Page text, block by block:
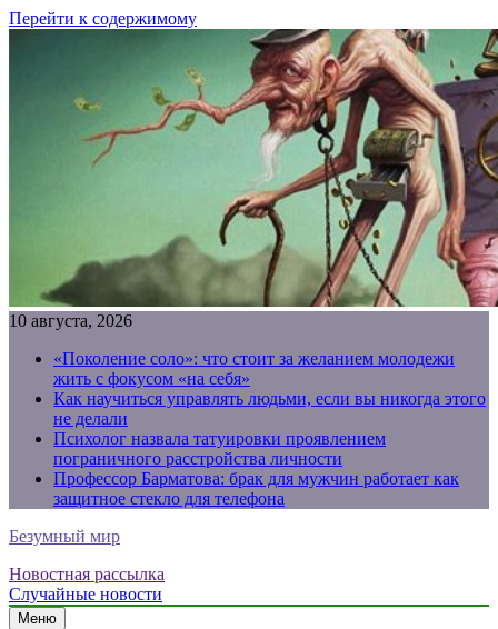
Перейти к содержимому
10 августа, 2026
«Поколение соло»: что стоит за желанием молодежи
жить с фокусом «на себя»
Как научиться управлять людьми, если вы никогда этого
не делали
Психолог назвала татуировки проявлением
пограничного расстройства личности
Профессор Барматова: брак для мужчин работает как
защитное стекло для телефона
Безумный мир
Новостная рассылка
Случайные новости
Меню